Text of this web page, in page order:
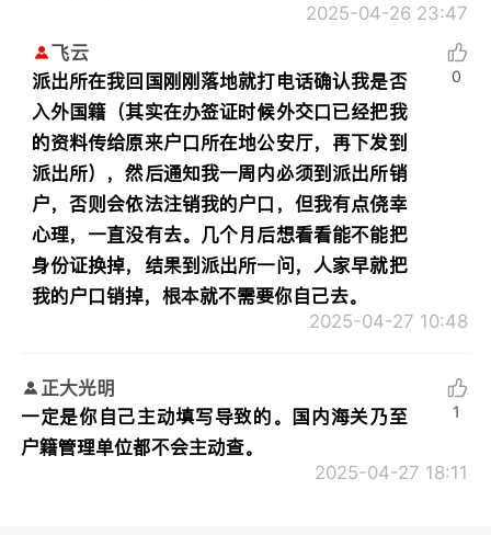
2025-04-26 23:47
飞云
派出所在我回国刚刚落地就打电话确认我是否
入外国籍（其实在办签证时候外交口已经把我
的资料传给原来户口所在地公安厅，再下发到
派出所），然后通知我一周内必须到派出所销
户，否则会依法注销我的户口，但我有点侥幸
心理，一直没有去。几个月后想看看能不能把
身份证换掉，结果到派出所一问，人家早就把
我的户口销掉，根本就不需要你自己去。
2025-04-27 10:48
0
正大光明
一定是你自己主动填写导致的。国内海关乃至
户籍管理单位都不会主动查。
2025-04-27 18:11
1